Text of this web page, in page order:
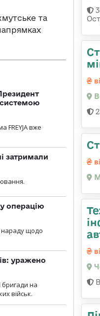
та
системою
FREYJA вже
затримали
операцію
нараду щодо
уражено
бригади на
військ.